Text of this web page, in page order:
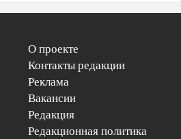
О проекте
Контакты редакции
Реклама
Вакансии
Редакция
Редакционная политика